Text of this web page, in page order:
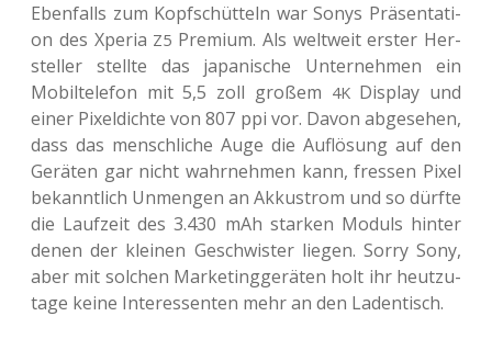
Eben­falls zum Kopf­schüt­teln war Sonys Prä­sen­ta­ti­
on des Xperia Z5 Pre­mi­um. Als welt­weit erster Her­
stel­ler stell­te das japa­ni­sche Unter­neh­men ein
Mobil­te­le­fon mit 5,5 zoll großem 4KDis­play und
einer Pixel­dich­te von 807 ppi vor. Davon abge­se­hen,
dass das mensch­li­che Auge die Auf­lö­sung auf den
Gerä­ten gar nicht wahr­neh­men kann, fres­sen Pixel
bekannt­lich Unmen­gen an Akku­strom und so dürfte
die Lauf­zeit des 3.430 mAh star­ken Moduls hinter
denen der klei­nen Geschwis­ter liegen. Sorry Sony,
aber mit sol­chen Mar­ke­ting­ge­rä­ten holt ihr heut­zu­
ta­ge keine Inter­es­sen­ten mehr an den Ladentisch.